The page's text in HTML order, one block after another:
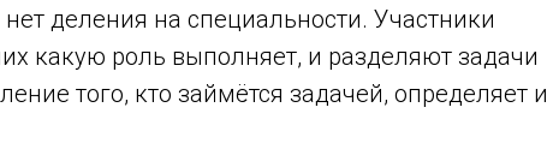
деления на специальности. Участники
какую роль выполняет, и разделяют задачи
того, кто займётся задачей, определяет и